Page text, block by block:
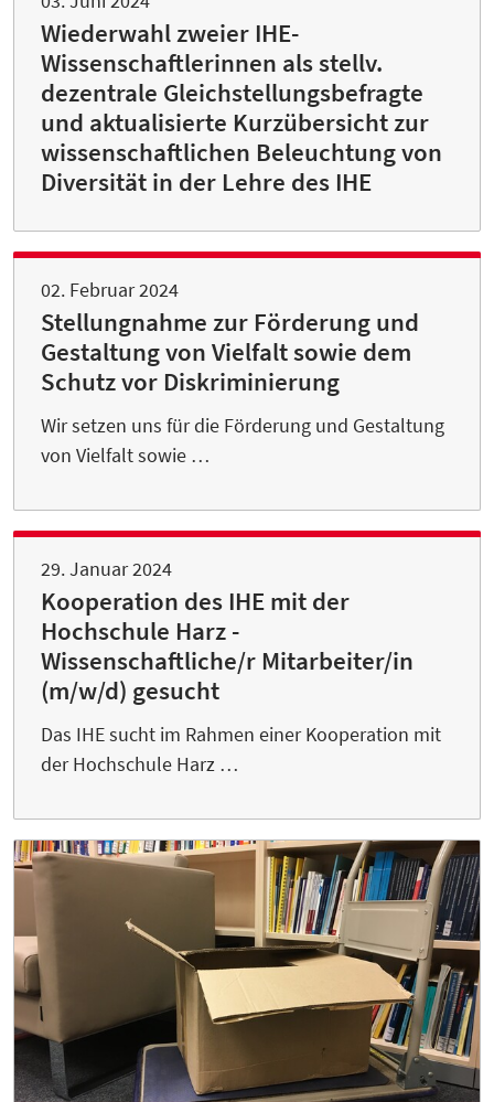
Wiederwahl zweier IHE-
Wissenschaftlerinnen als stellv.
dezentrale Gleichstellungsbefragte
und aktualisierte Kurzübersicht zur
wissenschaftlichen Beleuchtung von
Diversität in der Lehre des IHE
02. Februar 2024
Stellungnahme zur Förderung und
Gestaltung von Vielfalt sowie dem
Schutz vor Diskriminierung
Wir setzen uns für die Förderung und Gestaltung
von Vielfalt sowie …
29. Januar 2024
Kooperation des IHE mit der
Hochschule Harz -
Wissenschaftliche/r Mitarbeiter/in
(m/w/d) gesucht
Das IHE sucht im Rahmen einer Kooperation mit
der Hochschule Harz …